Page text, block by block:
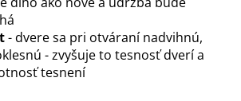
- dvere sa pri otváraní nadvihnú,
- zvyšuje to tesnosť dverí a
tesnení